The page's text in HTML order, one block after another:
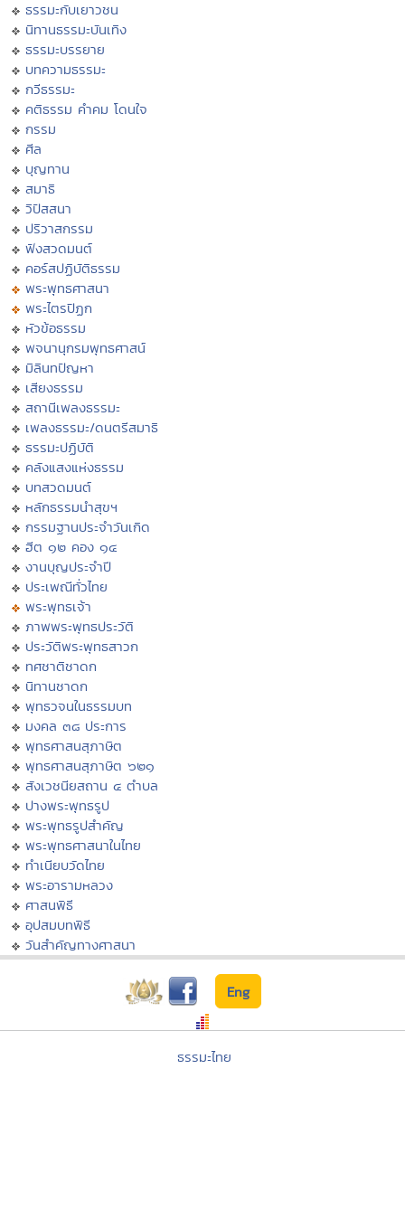
ธรรมะกับเยาวชน
นิทานธรรมะบันเทิง
ธรรมะบรรยาย
บทความธรรมะ
กวีธรรมะ
คติธรรม คำคม โดนใจ
กรรม
ศีล
บุญทาน
สมาธิ
วิปัสสนา
ปริวาสกรรม
ฟังสวดมนต์
คอร์สปฏิบัติธรรม
พระพุทธศาสนา
พระไตรปิฏก
หัวข้อธรรม
พจนานุกรมพุทธศาสน์
มิลินทปัญหา
เสียงธรรม
สถานีเพลงธรรมะ
เพลงธรรมะ/ดนตรีสมาธิ
ธรรมะปฏิบัติ
คลังแสงแห่งธรรม
บทสวดมนต์
หลักธรรมนำสุขฯ
กรรมฐานประจำวันเกิด
ฮีต ๑๒ คอง ๑๔
งานบุญประจำปี
ประเพณีทั่วไทย
พระพุทธเจ้า
ภาพพระพุทธประวัติ
ประวัติพระพุทธสาวก
ทศชาติชาดก
นิทานชาดก
พุทธวจนในธรรมบท
มงคล ๓๘ ประการ
พุทธศาสนสุภาษิต
พุทธศาสนสุภาษิต ๖๒๑
สังเวชนียสถาน ๔ ตำบล
ปางพระพุทธรูป
พระพุทธรูปสำคัญ
พระพุทธศาสนาในไทย
ทำเนียบวัดไทย
พระอารามหลวง
ศาสนพิธี
อุปสมบทพิธี
วันสำคัญทางศาสนา
Eng
ธรรมะไทย